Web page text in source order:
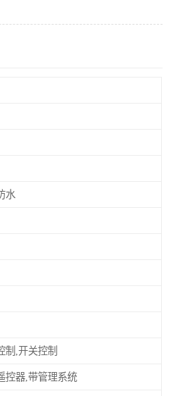
水
制,开关控制
控器,带管理系统